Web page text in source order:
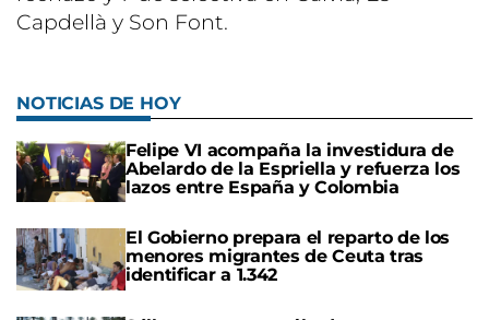
Capdellà y Son Font.
NOTICIAS DE HOY
Felipe VI acompaña la investidura de
Abelardo de la Espriella y refuerza los
lazos entre España y Colombia
El Gobierno prepara el reparto de los
menores migrantes de Ceuta tras
identificar a 1.342